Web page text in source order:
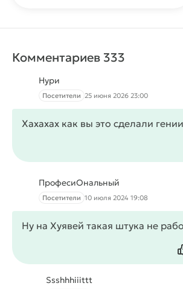
Комментариев 333
Нури
Посетители 25 июня 2026 23:00
Хахахах как вы это сделали гении
ПрофесиОнальный
Посетители 10 июля 2024 19:08
Ну на Хуявей такая штука не
Ssshhhiiittt